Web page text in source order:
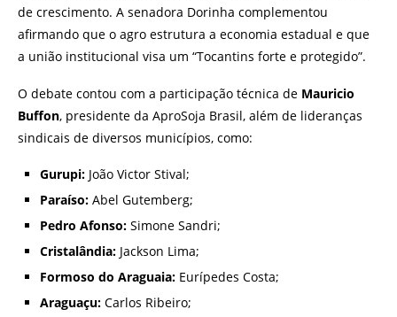
de crescimento. A senadora Dorinha complementou
afirmando que o agro estrutura a economia estadual e que
a união institucional visa um “Tocantins forte e protegido”.
O debate contou com a participação técnica de Mauricio
Buffon, presidente da AproSoja Brasil, além de lideranças
sindicais de diversos municípios, como:
Gurupi: João Victor Stival;
Paraíso: Abel Gutemberg;
Pedro Afonso: Simone Sandri;
Cristalândia: Jackson Lima;
Formoso do Araguaia: Eurípedes Costa;
Araguaçu: Carlos Ribeiro;